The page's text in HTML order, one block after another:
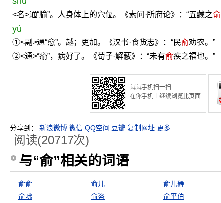
<名>通“腧”。人身体上的穴位。《素问·所府论》：“五藏之俞
yù
①<副>通“愈”。越；更加。《汉书·食货志》：“民俞劝农。”
②<通>“瘉”，病好了。《荀子·解蔽》：“未有俞疾之福也。”
试试手机扫一扫
在你手机上继续浏览此页面
分享到： 新浪微博 微信 QQ空间 豆瓣 复制网址 更多
阅读(20717次)
与“俞”相关的词语
俞俞 俞儿
俞儿舞
俞咈
俞咨
俞平伯